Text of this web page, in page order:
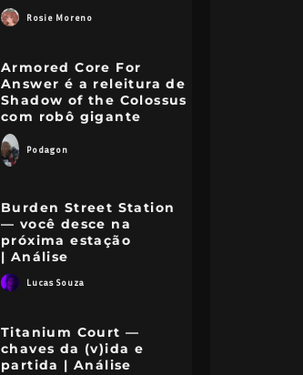
Rosie Moreno
Armored Core For
Answer é a releitura de
Shadow of the Colossus
com robô gigante
Podagon
Burden Street Station
— você desce na
próxima estação
| Análise
Lucas Souza
Titanium Court —
chaves da (v)ida e
partida | Análise